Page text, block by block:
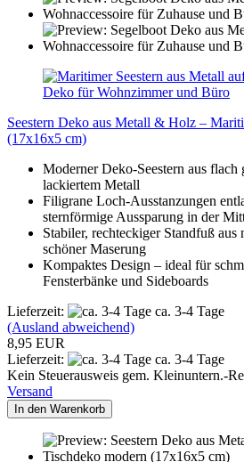
Seestern Deko aus Metall & Holz –
(17x16x5 cm)
Moderner Deko-Seestern aus flach
lackiertem Metall
Filigrane Loch-Ausstanzungen
sternförmige Aussparung in der
Stabiler, rechteckiger Standfuß aus
schöner Maserung
Kompaktes Design – ideal für
Fensterbänke und Sideboards
Lieferzeit:
ca. 3-4 Tage
(Ausland abweichend)
8,95 EUR
Lieferzeit:
ca. 3-4 Tage
Kein Steuerausweis gem. Kleinuntern.-
Versand
In den Warenkorb